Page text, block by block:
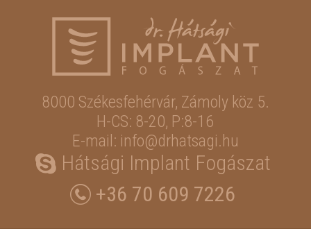
8000 Székesfehérvár, Zámoly köz 5.
H-CS: 8-20, P:8-16
E-mail: info@drhatsagi.hu
Hátsági Implant Fogászat
+36 70 609 7226